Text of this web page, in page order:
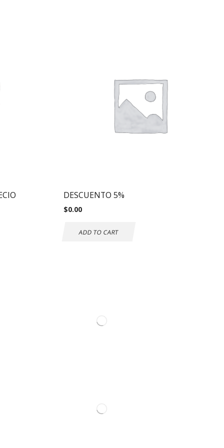
DESCUENTO 5%
$0.00
ADD TO CART